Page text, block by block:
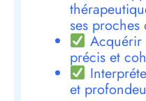
ses proches
Acquérir
précis et
et